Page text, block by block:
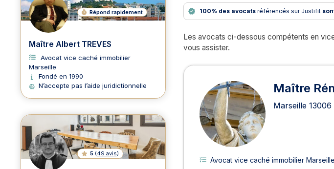
100% des avocats référencés sur Justifit
Les avocats ci-dessous compétents en
vous assister.
Avocats en vice
Maître
Marseille 13006
Avocat vice caché immobilier Marseille
Répond rapidement
Maître Albert TREVES
Avocat vice caché immobilier
Marseille
Fondé en 1990
N’accepte pas l’aide juridictionnelle
5 (49 avis)